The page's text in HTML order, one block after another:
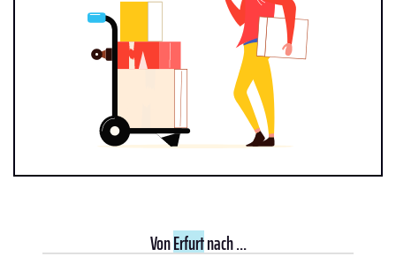
VonErfurtnach ...